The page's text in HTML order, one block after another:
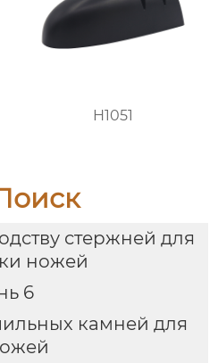
H1051
стержней для
ножей
6
камней для